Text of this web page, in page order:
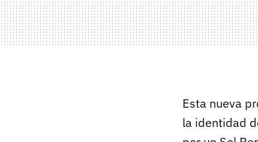
Esta nueva
la identidad